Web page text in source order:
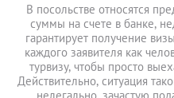
В посольстве относятся
суммы на счете в банке,
гарантирует получение
каждого заявителя как
турвизу, чтобы просто
Действительно, ситуация